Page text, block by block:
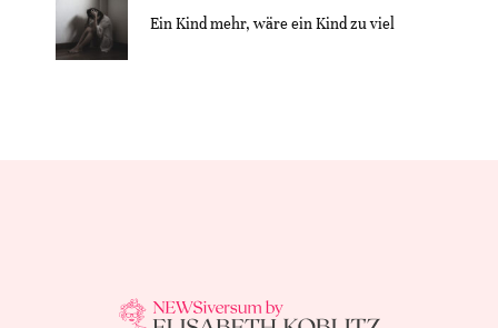
Ein Kind mehr, wäre ein Kind zu viel